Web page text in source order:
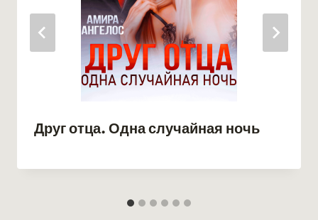
Друг отца. Одна случайная ночь